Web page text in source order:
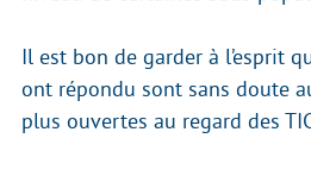
Il est bon de garder à l’esprit
ont répondu sont sans doute
plus ouvertes au regard des